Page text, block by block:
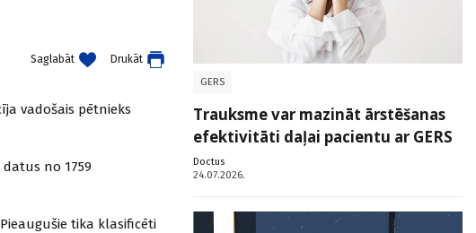
Saglabāt Drukāt
vadošais pētnieks
no 1759
tika klasificēti
GERS
Trauksme var mazināt ārstēšanas
efektivitāti daļai pacientu ar GERS
Doctus
24.07.2026.